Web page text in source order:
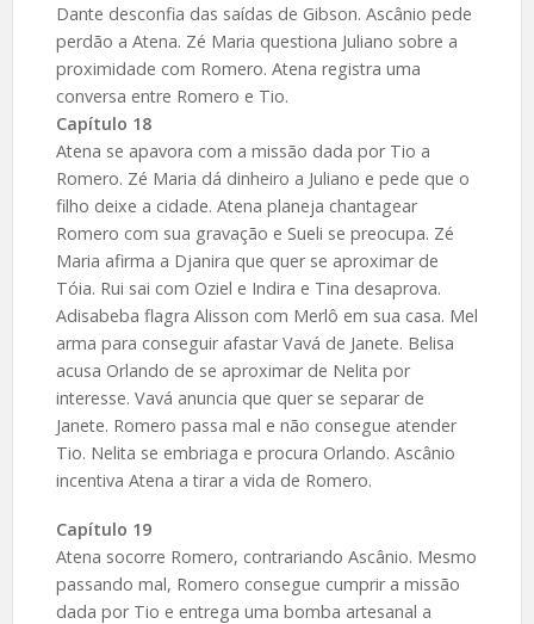
Dante desconfia das saídas de Gibson. Ascânio pede
perdão a Atena. Zé Maria questiona Juliano sobre a
proximidade com Romero. Atena registra uma
conversa entre Romero e Tio.
Capítulo 18
Atena se apavora com a missão dada por Tio a
Romero. Zé Maria dá dinheiro a Juliano e pede que o
filho deixe a cidade. Atena planeja chantagear
Romero com sua gravação e Sueli se preocupa. Zé
Maria afirma a Djanira que quer se aproximar de
Tóia. Rui sai com Oziel e Indira e Tina desaprova.
Adisabeba flagra Alisson com Merlô em sua casa. Mel
arma para conseguir afastar Vavá de Janete. Belisa
acusa Orlando de se aproximar de Nelita por
interesse. Vavá anuncia que quer se separar de
Janete. Romero passa mal e não consegue atender
Tio. Nelita se embriaga e procura Orlando. Ascânio
incentiva Atena a tirar a vida de Romero.
Capítulo 19
Atena socorre Romero, contrariando Ascânio. Mesmo
passando mal, Romero consegue cumprir a missão
dada por Tio e entrega uma bomba artesanal a